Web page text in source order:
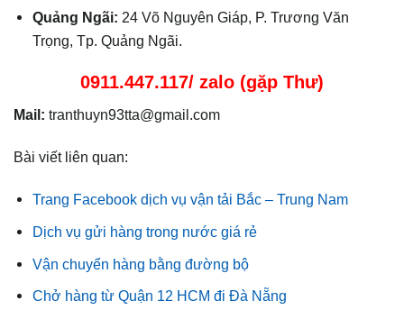
Quảng Ngãi: 24 Võ Nguyên Giáp, P. Trương Văn
Trọng, Tp. Quảng Ngãi.
0911.447.117/ zalo (gặp Thư)
Mail: tranthuyn93tta@gmail.com
Bài viết liên quan:
Trang Facebook dịch vụ vận tải Bắc – Trung Nam
Dịch vụ gửi hàng trong nước giá rẻ
Vận chuyển hàng bằng đường bộ
Chở hàng từ Quận 12 HCM đi Đà Nẵng